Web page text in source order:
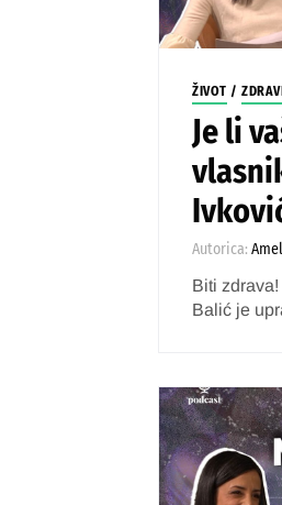
ŽIVOT /
Je li
Autorica:
Biti
Balić je